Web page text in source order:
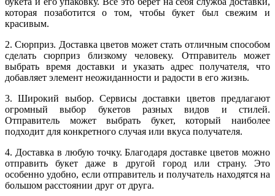
которая позаботится о том, чтобы букет был свежим и
красивым.
2. Сюрприз. Доставка цветов может стать отличным способом
сделать сюрприз близкому человеку. Отправитель может
выбрать время доставки и указать адрес получателя, что
добавляет элемент неожиданности и радости в его жизнь.
3. Широкий выбор. Сервисы доставки цветов предлагают
огромный выбор букетов разных видов и стилей.
Отправитель может выбрать букет, который наиболее
подходит для конкретного случая или вкуса получателя.
4. Доставка в любую точку. Благодаря доставке цветов можно
отправить букет даже в другой город или страну. Это
особенно удобно, если отправитель и получатель находятся на
большом расстоянии друг от друга.